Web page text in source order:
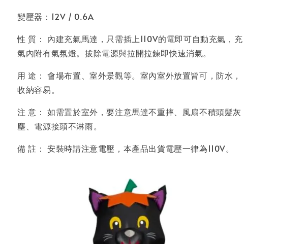
變壓器：12V / 0.6A
性 質： 內建充氣馬達，只需插上110V的電即可自動充氣，充
氣內附有氣氛燈。拔除電源與拉開拉鍊即快速消氣。
用 途： 會場布置、室外景觀等。室內室外放置皆可，防水，
收納容易。
注 意： 如需置於室外，要注意馬達不重摔、風扇不積頭髮灰
塵、電源接頭不淋雨。
備 註： 安裝時請注意電壓，本產品出貨電壓一律為110V。